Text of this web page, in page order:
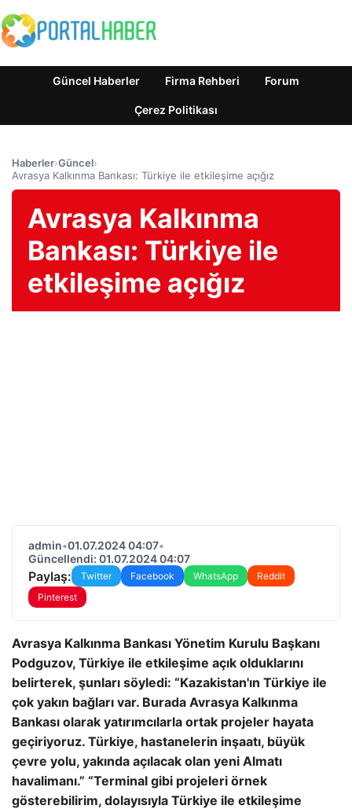
Güncel Haberler Firma Rehberi Forum
Çerez Politikası
Haberler›Güncel›
Avrasya Kalkınma Bankası: Türkiye ile etkileşime açığız
Avrasya Kalkınma
Bankası: Türkiye ile
etkileşime açığız
admin•01.07.2024 04:07•
Güncellendi: 01.07.2024 04:07
Paylaş: Twitter Facebook WhatsApp
Reddit
Pinterest
Avrasya Kalkınma Bankası Yönetim Kurulu Başkanı
Podguzov, Türkiye ile etkileşime açık olduklarını
belirterek, şunları söyledi: “Kazakistan'ın Türkiye ile
çok yakın bağları var. Burada Avrasya Kalkınma
Bankası olarak yatırımcılarla ortak projeler hayata
geçiriyoruz. Türkiye, hastanelerin inşaatı, büyük
çevre yolu, yakında açılacak olan yeni Almatı
havalimanı.” “Terminal gibi projeleri örnek
gösterebilirim, dolayısıyla Türkiye ile etkileşime